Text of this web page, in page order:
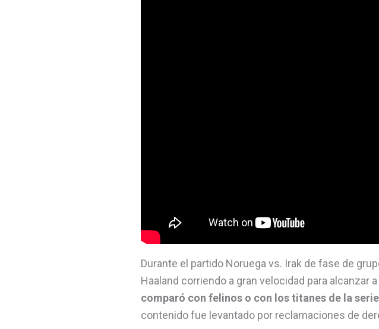
Durante el partido Noruega vs. Irak de fase de
Haaland corriendo a gran velocidad para alcanzar a
comparó con felinos o con los titanes de la
contenido fue levantado por reclamaciones de